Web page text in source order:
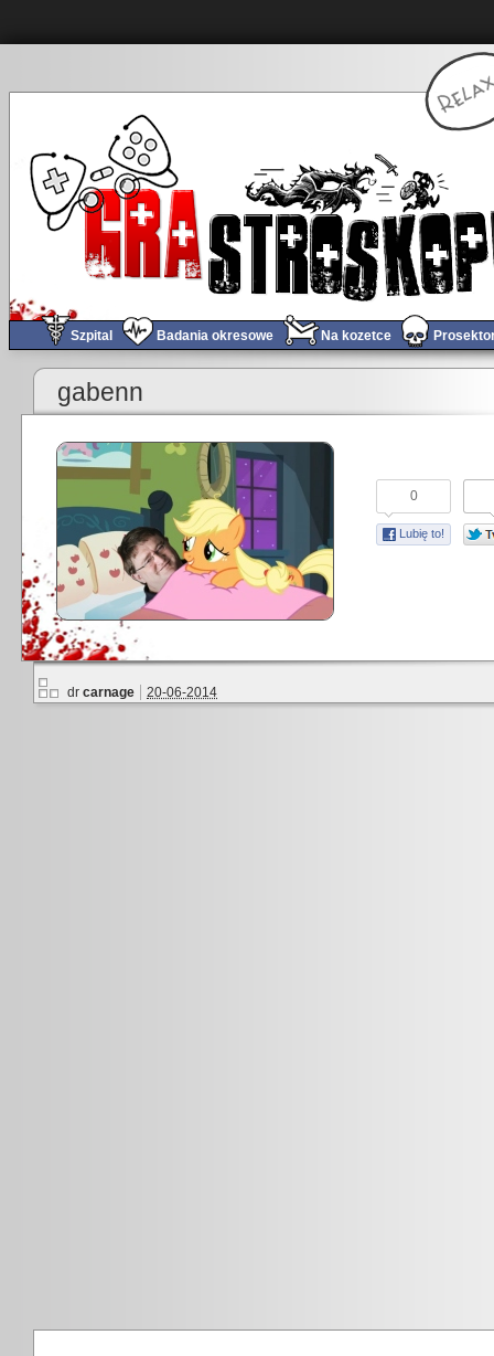
Szpital Badania okresowe Na kozetce
Obchód tygodnia #121
gabenn
0
Lubię to!
dr carnage 20-06-2014